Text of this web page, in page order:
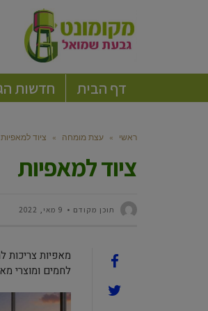
דף הבית חדשות
ראשי » עצת מומחה » ציוד למאפיות
ציוד למאפיות
תוכן מקודם 9 מאי, 2022
מאפיות צריכות
לחמים ומוצרי